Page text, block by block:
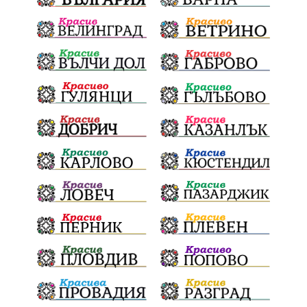
ОбезпечителниМерки МестнаВласт Котел
СИК Ружица РайнаКнягиня
ВеселинОрешков Шофьори
НационаленШампион ОрлинОрлиновЕнчев
ВСС СъдебнаРеформа Шантаж
ПолитическиНатиск ЗаплахаЗаАрест
ПартияВеличие ЕкатеринаДафовска Тракия
ПТП Сливен КварталРечица Данъци
ПътнаИнфраструктура Асфалт
БрашноСтоименов ИстинскиХляб